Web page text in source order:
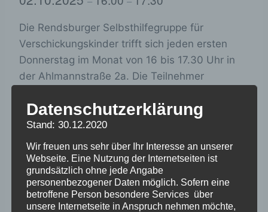
Die Rendsburger Selbsthilfegruppe für
Verschickungskinder trifft sich jeden ersten
Donnerstag im Monat von 16 bis 17.30 Uhr in
der Ahlmannstraße 2a. Die Teilnehmer
heute spürbaren Auswirkungen auf ihre
Lebenswege.Alle drei bis vier Monate kommt
Besuch von einer Traumatherapeutin.
Kontakt, Informationen und Anmeldung bei
Susanne Speck unterverschickung-
rendsburg@gmx.de
Datenschutzerklärung
Stand: 30.12.2020
Wir freuen uns sehr über Ihr Interesse an unserer
Webseite. Eine Nutzung der Internetseiten ist
grundsätzlich ohne jede Angabe
personenbezogener Daten möglich. Sofern eine
betroffene Person besondere Services über
unsere Internetseite in Anspruch nehmen möchte,